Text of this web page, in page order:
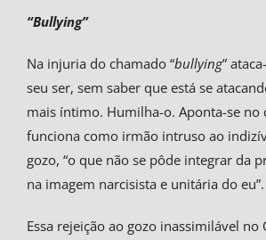
“Bullying”
Na injuria do chamado “bullying”
seu ser, sem saber que está se
mais íntimo. Humilha-o. Aponta-se no
funciona como irmão intruso ao
gozo, “o que não se pôde integrar da
na imagem narcisista e unitária do
Essa rejeição ao gozo inassimilável no